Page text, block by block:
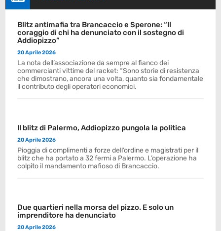
Blitz antimafia tra Brancaccio e Sperone: “Il
coraggio di chi ha denunciato con il sostegno di
Addiopizzo”
20 Aprile 2026
La nota dell’associazione da sempre al fianco dei
commercianti vittime del racket: “Sono storie di resistenza
che dimostrano, ancora una volta, quanto sia fondamentale
il contributo degli operatori economici.
Il blitz di Palermo, Addiopizzo pungola la politica
20 Aprile 2026
Pioggia di complimenti a forze dell’ordine e magistrati per il
blitz che ha portato a 32 fermi a Palermo. L’operazione ha
colpito il mandamento mafioso di Brancaccio.
Due quartieri nella morsa del pizzo. E solo un
imprenditore ha denunciato
20 Aprile 2026